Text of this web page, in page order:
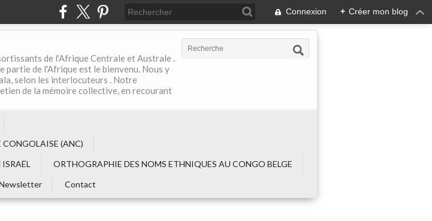
Connexion + Créer mon blog
de l'Afrique Centrale et Australe .
de l'Afrique est le bienvenu. Nous y
selon les interlocuteurs . Notre
de la mémoire collective, en recourant
CONGOLAISE (ANC)
ORTHOGRAPHIE DES NOMS ETHNIQUES AU CONGO BELGE
Contact